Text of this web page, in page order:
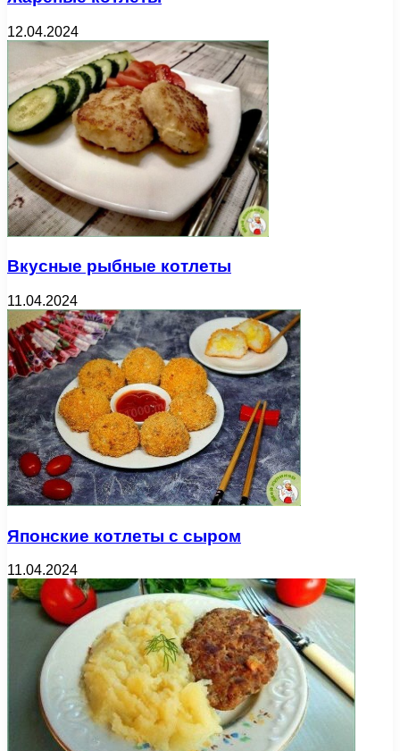
12.04.2024
Вкусные рыбные котлеты
11.04.2024
Японские котлеты с сыром
11.04.2024